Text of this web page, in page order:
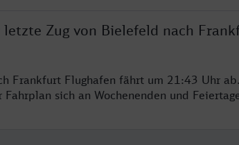
Zug von Bielefeld nach
Frankfurt Flughafen fährt um 21:43 Uhr
sich an Wochenenden und